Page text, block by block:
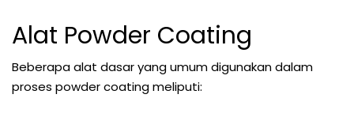
Alat Powder Coating
Beberapa alat dasar yang umum digunakan dalam
proses powder coating meliputi: